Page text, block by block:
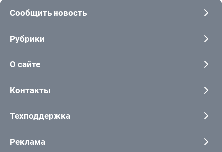
Сообщить новость
Рубрики
О сайте
Контакты
Техподдержка
Реклама